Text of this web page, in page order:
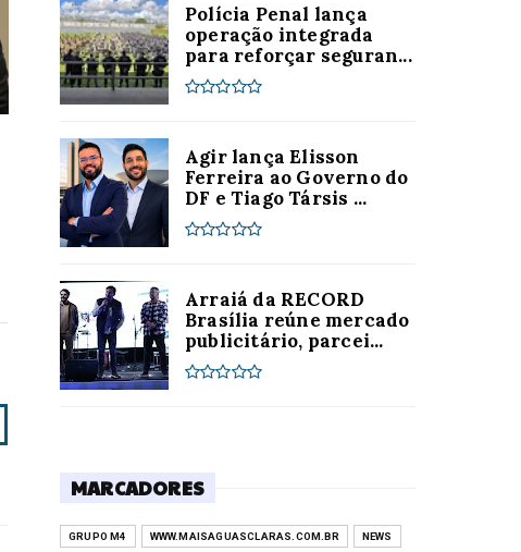
Polícia Penal lança
operação integrada
para reforçar seguran...
Agir lança Elisson
Ferreira ao Governo do
DF e Tiago Társis ...
Arraiá da RECORD
Brasília reúne mercado
publicitário, parcei...
MARCADORES
GRUPO M4 WWW.MAISAGUASCLARAS.COM.BR NEWS